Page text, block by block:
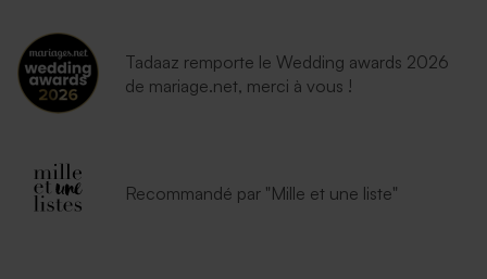
Tadaaz remporte le Wedding awards 2026
de mariage.net, merci à vous !
Recommandé par "Mille et une liste"